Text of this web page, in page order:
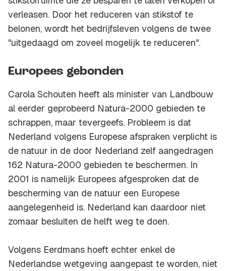
verleasen. Door het reduceren van stikstof te
belonen, wordt het bedrijfsleven volgens de twee
"uitgedaagd om zoveel mogelijk te reduceren".
Europees gebonden
Carola Schouten heeft als minister van Landbouw
al eerder geprobeerd Natura-2000 gebieden te
schrappen, maar tevergeefs. Probleem is dat
Nederland volgens Europese afspraken verplicht is
de natuur in de door Nederland zelf aangedragen
162 Natura-2000 gebieden te beschermen. In
2001 is namelijk Europees afgesproken dat de
bescherming van de natuur een Europese
aangelegenheid is. Nederland kan daardoor niet
zomaar besluiten de helft weg te doen.
Volgens Eerdmans hoeft echter enkel de
Nederlandse wetgeving aangepast te worden, niet